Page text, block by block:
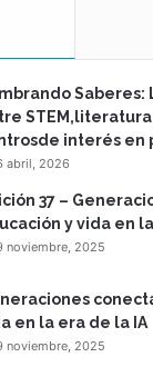
Saberes:
interés en
abril, 2026
37 –
y vida en
noviembre, 2025
en la era de la IA
noviembre, 2025